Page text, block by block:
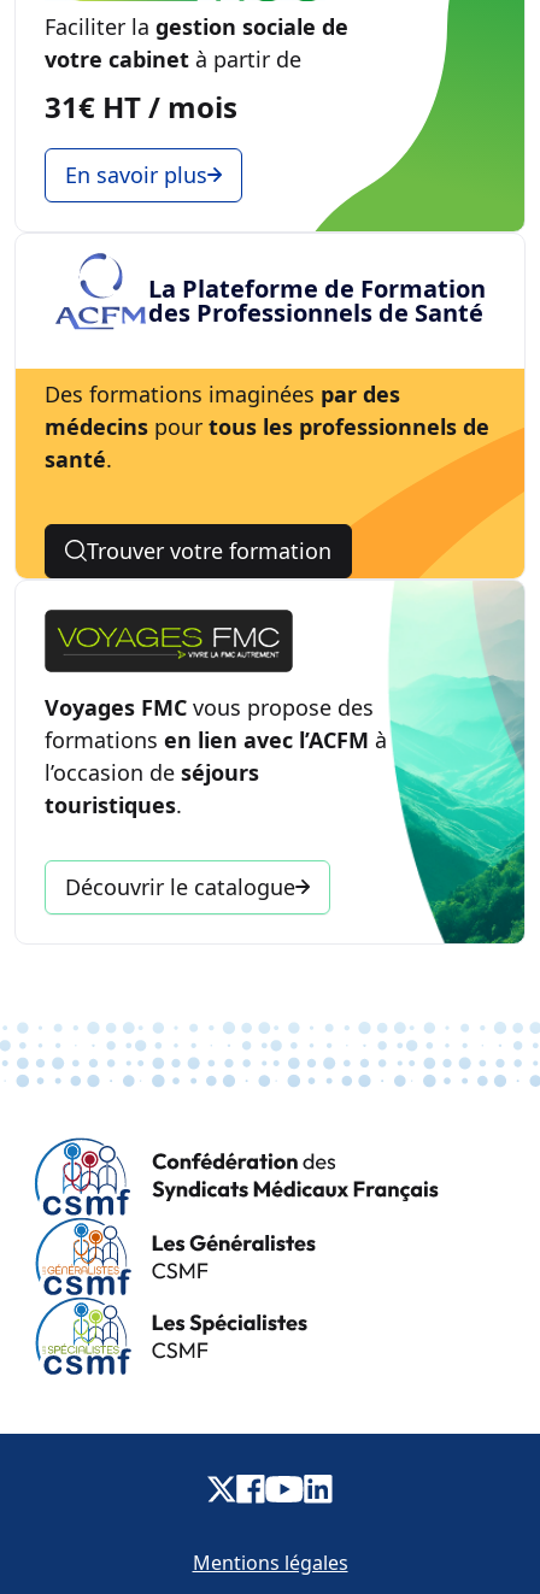
Faciliter la gestion sociale de
votre cabinet à partir de
31€ HT / mois
En savoir plus
La Plateforme de Formation
des Professionnels de Santé
Des formations imaginées par des
médecins pour tous les professionnels de
santé.
Trouver votre formation
Voyages FMC vous propose des
formations en lien avec l’ACFM à
l’occasion de séjours
touristiques.
Découvrir le catalogue
Mentions légales